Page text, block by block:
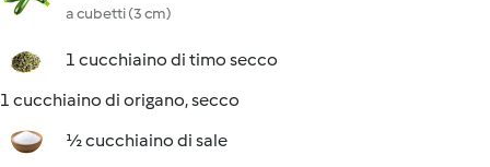
a cubetti (3 cm)
1 cucchiaino di timo secco
1 cucchiaino di origano, secco
½ cucchiaino di sale